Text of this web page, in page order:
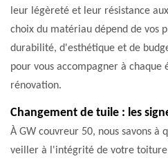
leur légèreté et leur résistance
choix du matériau dépend de vos
durabilité, d'esthétique et de
pour vous accompagner à
rénovation.
Changement de tuile : les
À GW couvreur 50, nous savons à
veiller à l'intégrité de votre toiture.